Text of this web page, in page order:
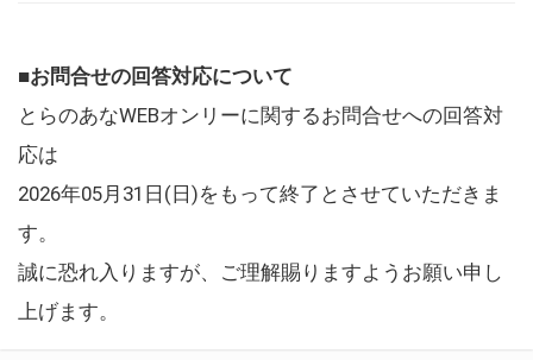
■お問合せの回答対応について
とらのあなWEBオンリーに関するお問合せへの回答対
応は
2026年05月31日(日)をもって終了とさせていただきま
す。
誠に恐れ入りますが、ご理解賜りますようお願い申し
上げます。